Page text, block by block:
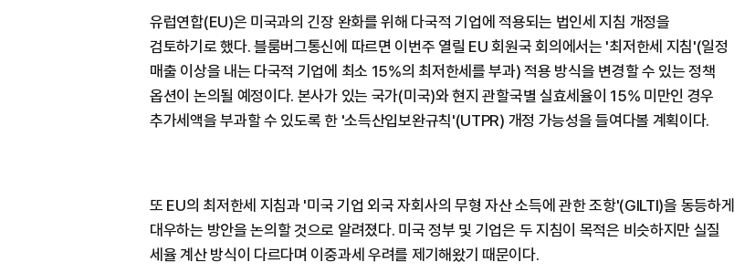
유럽연합(EU)은 미국과의 긴장 완화를 위해 다국적 기업에 적용되는 법인세 지침 개정을
검토하기로 했다. 블룸버그통신에 따르면 이번주 열릴 EU 회원국 회의에서는 '최저한세 지침'(일정
매출 이상을 내는 다국적 기업에 최소 15%의 최저한세를 부과) 적용 방식을 변경할 수 있는 정책
옵션이 논의될 예정이다. 본사가 있는 국가(미국)와 현지 관할국별 실효세율이 15% 미만인 경우
추가세액을 부과할 수 있도록 한 '소득산입보완규칙'(UTPR) 개정 가능성을 들여다볼 계획이다.
또 EU의 최저한세 지침과 '미국 기업 외국 자회사의 무형 자산 소득에 관한 조항'(GILTI)을 동등하게
대우하는 방안을 논의할 것으로 알려졌다. 미국 정부 및 기업은 두 지침이 목적은 비슷하지만 실질
세율 계산 방식이 다르다며 이중과세 우려를 제기해왔기 때문이다.